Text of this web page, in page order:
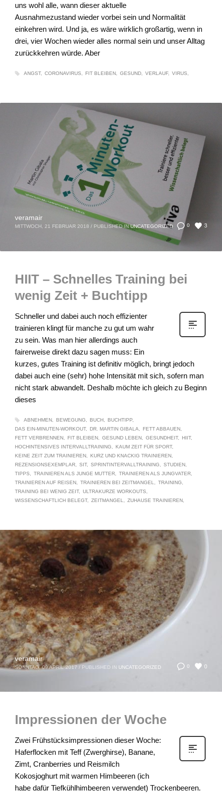
uns wohl alle, wann dieser aktuelle
Ausnahmezustand wieder vorbei sein und Normalität
einkehren wird. Und ja, es wäre wirklich großartig, wenn in
drei, vier Wochen wieder alles normal sein und unser Alltag
zurückkehren würde. Aber
ANGST CORONAVIRUS FIT BLEIBEN GESUND VERLAUF VIRUS
0 3
veramair
MITTWOCH, 21 FEBRUAR 2018 / PUBLISHED IN UNCATEGORIZED
HIIT – Schnelles Training bei
wenig Zeit + Buchtipp
Schneller und dabei auch noch effizienter
trainieren klingt für manche zu gut um wahr
zu sein. Was man hier allerdings auch
fairerweise direkt dazu sagen muss: Ein
kurzes, gutes Training ist definitiv möglich, bringt jedoch
dabei auch eine (sehr) hohe Intensität mit sich, sofern man
nicht stark abwandelt. Deshalb möchte ich gleich zu Beginn
dieses
ABNEHMEN BEWEGUNG BUCH
BUCHTIPP
DAS EIN-MINUTEN-WORKOUT
DR. MARTIN GIBALA
FETT ABBAUEN
FETT VERBRENNEN
FIT BLEIBEN GESUND LEBEN GESUNDHEIT
HIIT
HOCHINTENSIVES INTERVALLTRAINING
KAUM ZEIT FÜR SPORT
KEINE ZEIT ZUM TRAINIEREN
KURZ UND KNACKIG TRAINIEREN
REZENSIONSEXEMPLAR
SIT SPRINTINTERVALLTRAINING
STUDIEN
TIPPS
TRAINIEREN ALS JUNGE MUTTER
TRAINIEREN ALS JUNGVATER
TRAINIEREN AUF REISEN
TRAINIEREN BEI ZEITMANGEL
TRAINING
TRAINING BEI WENIG ZEIT
ULTRAKURZE WORKOUTS
WISSENSCHAFTLICH BELEGT
ZEITMANGEL ZUHAUSE TRAINIEREN
0 0
veramair
SONNTAG, 09 APRIL 2017 / PUBLISHED IN UNCATEGORIZED
Impressionen der Woche
Zwei Frühstücksimpressionen dieser Woche:
Haferflocken mit Teff (Zwerghirse), Banane,
Zimt, Cranberries und Reismilch
Kokosjoghurt mit warmen Himbeeren (ich
habe dafür Tiefkühlhimbeeren verwendet) Trockenbeeren.